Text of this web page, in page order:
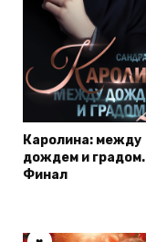
Каролина: между
дождем и градом.
Финал